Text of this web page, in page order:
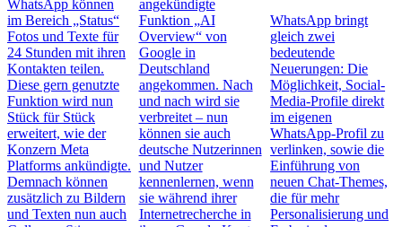
WhatsApp können
im Bereich „Status“
Fotos und Texte für
24 Stunden mit ihren
Kontakten teilen.
Diese gern genutzte
Funktion wird nun
Stück für Stück
erweitert, wie der
Konzern Meta
Platforms ankündigte.
Demnach können
zusätzlich zu Bildern
und Texten nun auch
angekündigte
Funktion „AI
Overview“ von
Google in
Deutschland
angekommen. Nach
und nach wird sie
verbreitet – nun
können sie auch
deutsche Nutzerinnen
und Nutzer
kennenlernen, wenn
sie während ihrer
Internetrecherche in
WhatsApp bringt
gleich zwei
bedeutende
Neuerungen: Die
Möglichkeit, Social-
Media-Profile direkt
im eigenen
WhatsApp-Profil zu
verlinken, sowie die
Einführung von
neuen Chat-Themes,
die für mehr
Personalisierung und